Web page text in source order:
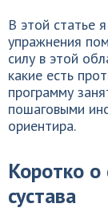
В этой статье
упражнения
силу в этой
какие есть
программу
пошаговыми
ориентира.
Коротко о
сустава